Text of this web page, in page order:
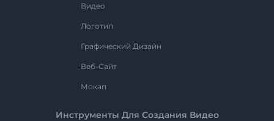
Видео
Логотип
Графический Дизайн
Веб-Сайт
Мокап
Инструменты Для Создания Видео